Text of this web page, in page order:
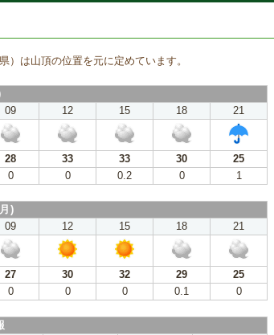
は山頂の位置を元に定めています。
09 12 15 18
21
28 33 33 30
25
0 0 0.2 0 1
)
09 12 15 18
21
27 30 32 29
25
0 0 0 0.1 0